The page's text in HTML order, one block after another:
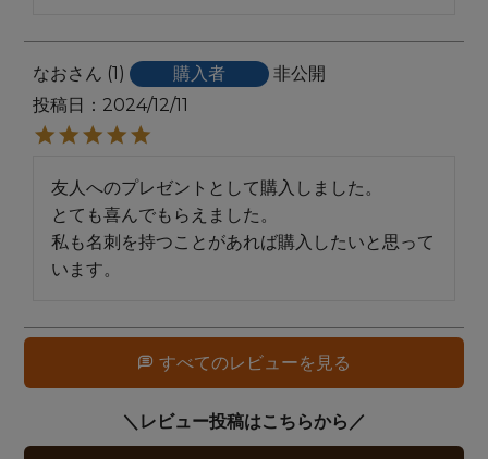
なお 1 購入者
非公開
投稿日
2024/12/11
友人へのプレゼントとして購入しました。
とても喜んでもらえました。
私も名刺を持つことがあれば購入したいと思って
すべてのレビューを見る